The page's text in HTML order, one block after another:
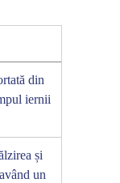
din
iernii
și
un